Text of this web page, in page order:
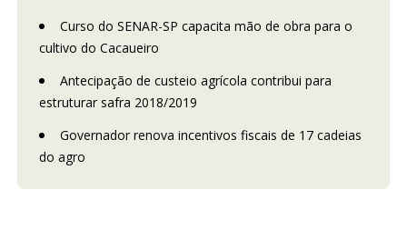
Curso do SENAR-SP capacita mão de obra para o
cultivo do Cacaueiro
Antecipação de custeio agrícola contribui para
estruturar safra 2018/2019
Governador renova incentivos fiscais de 17 cadeias
do agro